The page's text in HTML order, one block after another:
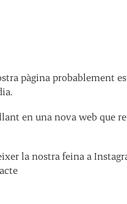
pàgina probablement
en una nova web que
la nostra feina a